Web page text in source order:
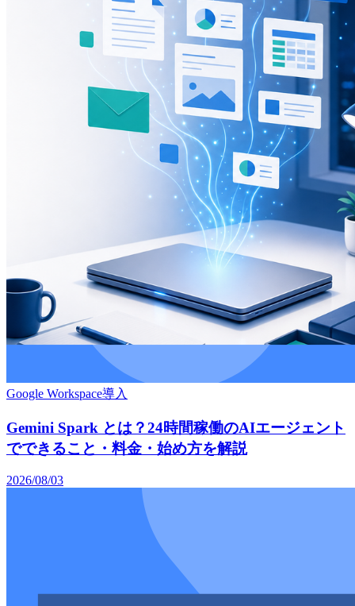
Google Workspace導入
Gemini Spark とは？24時間稼働のAIエージェント
でできること・料金・始め方を解説
2026/08/03